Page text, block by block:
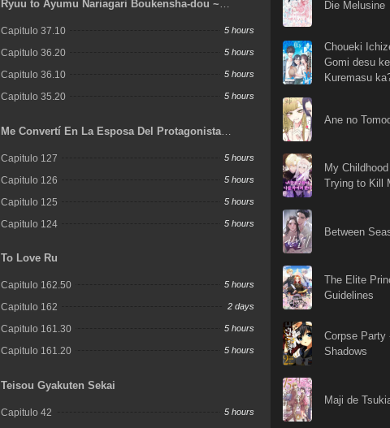
Ryuu to Ayumu Nariagari Boukensha-dou ~
Kaifuku Majutsushi, Suterareta Saki de Saikyou
no Shinryuu wo Fukkatsu Sasete Shimau ~
Capitulo 37.10 5 hours
Capitulo 36.20 5 hours
Capitulo 36.10 5 hours
Capitulo 35.20 5 hours
Me Convertí En La Esposa Del Protagonista
Capitulo 127 5 hours
Capitulo 126 5 hours
Capitulo 125 5 hours
Capitulo 124 5 hours
To Love Ru
Capitulo 162.50 5 hours
Capitulo 162 2 days
Capitulo 161.30 5 hours
Capitulo 161.20 5 hours
Teisou Gyakuten Sekai
Capitulo 42 5 hours
Die Melusine
Choueki
Gomi desu
Kuremasu
Ane no
My
Trying to Kill
Between
The Elite
Guidelines
Corpse Party
Shadows
Maji de